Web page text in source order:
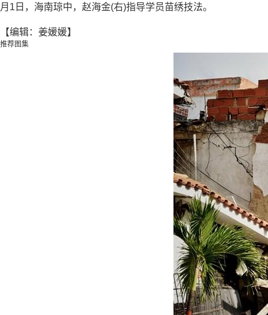
月1日，海南琼中，赵海金(右)指导学员苗绣技法。
【编辑：姜媛媛】
推荐图集